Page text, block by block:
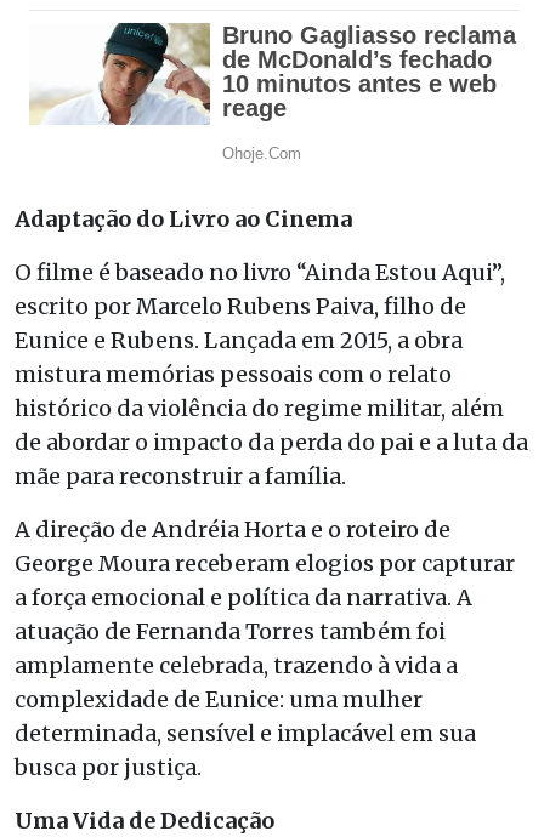
Adaptação do Livro ao Cinema
O filme é baseado no livro “Ainda Estou Aqui”,
escrito por Marcelo Rubens Paiva, filho de
Eunice e Rubens. Lançada em 2015, a obra
mistura memórias pessoais com o relato
histórico da violência do regime militar, além
de abordar o impacto da perda do pai e a luta da
mãe para reconstruir a família.
A direção de Andréia Horta e o roteiro de
George Moura receberam elogios por capturar
a força emocional e política da narrativa. A
atuação de Fernanda Torres também foi
amplamente celebrada, trazendo à vida a
complexidade de Eunice: uma mulher
determinada, sensível e implacável em sua
busca por justiça.
Uma Vida de Dedicação